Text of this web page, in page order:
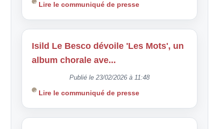
Lire le communiqué de presse
Isild Le Besco dévoile 'Les Mots', un
album chorale ave...
Publié le 23/02/2026 à 11:48
Lire le communiqué de presse